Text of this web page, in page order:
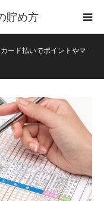
貯め方
ード払いでポイントやマ